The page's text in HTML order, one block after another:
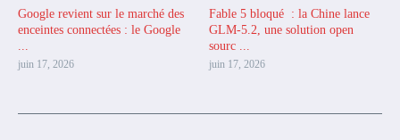
Google revient sur le marché des
enceintes connectées : le Google
juin 17, 2026
Fable 5 bloqué : la Chine lance
GLM-5.2, une solution open
sourc ...
juin 17, 2026